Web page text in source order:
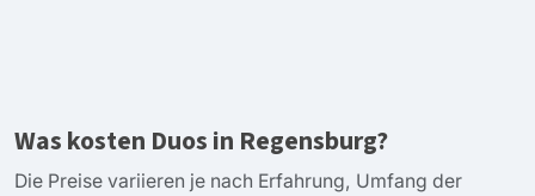
Was kosten Duos in Regensburg?
Die Preise variieren je nach Erfahrung, Umfang der